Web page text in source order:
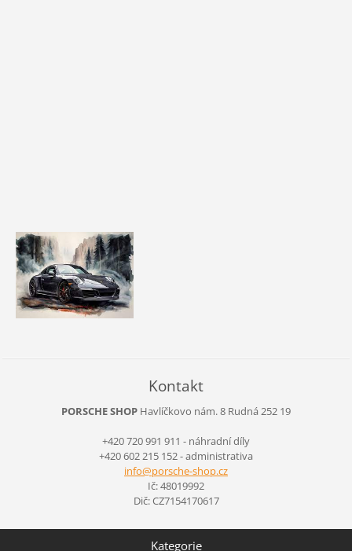
Kontakt
PORSCHE SHOP Havlíčkovo nám. 8 Rudná 252 19
+420 720 991 911 - náhradní díly
+420 602 215 152 - administrativa
info@porsche-shop.cz
Ič: 48019992
Dič: CZ7154170617
Kategorie